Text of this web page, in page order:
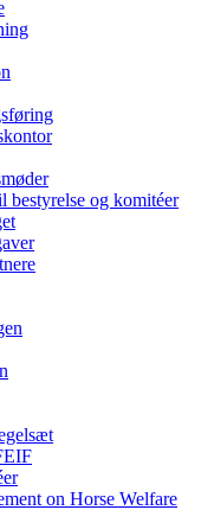
bestyrelse og komitéer
on Horse Welfare